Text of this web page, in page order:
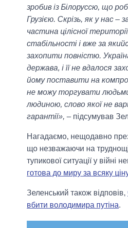
зробив із Білоруссю, що
Грузією. Скрізь, як у нас –
частина цілісної
стабільності і вже за
захопити повністю.
держава, і її не вдалося
йому поставити на
не можу торгувати
людиною, слово якої не
гарантії», – підсумував
Нагадаємо, нещодавно
що незважаючи на
тупикової ситуації у війні
готова до миру за всяку
Зеленський також відповів,
вбити володимира путіна.